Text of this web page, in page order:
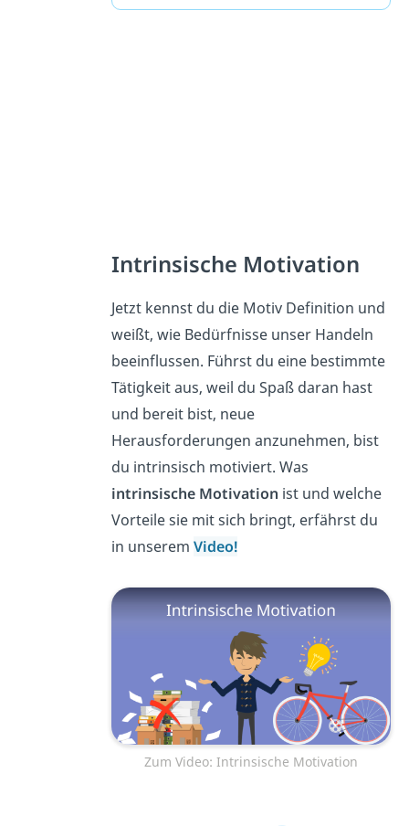
Intrinsische Motivation
Jetzt kennst du die Motiv Definition und
weißt, wie Bedürfnisse unser Handeln
beeinflussen. Führst du eine bestimmte
Tätigkeit aus, weil du Spaß daran hast
und bereit bist, neue
Herausforderungen anzunehmen, bist
du intrinsisch motiviert. Was
intrinsische Motivation ist und welche
Vorteile sie mit sich bringt, erfährst du
in unserem Video!
Zum Video: Intrinsische Motivation